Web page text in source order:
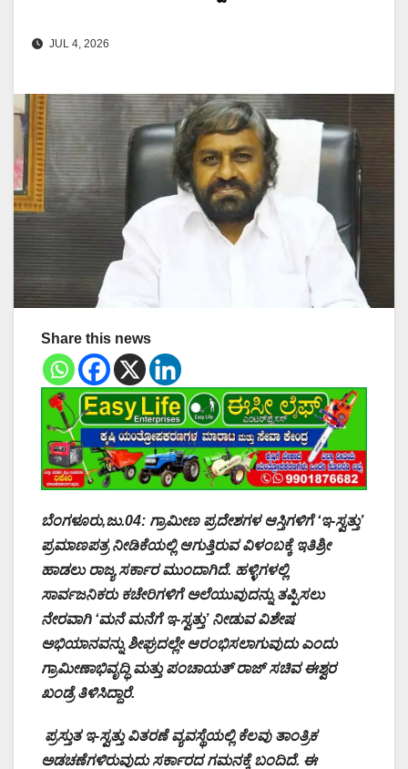
JUL 4, 2026
Share this news
ಬೆಂಗಳೂರು,ಜು.04: ಗ್ರಾಮೀಣ ಪ್ರದೇಶಗಳ ಆಸ್ತಿಗಳಿಗೆ ‘ಇ-ಸ್ವತ್ತು’
ಪ್ರಮಾಣಪತ್ರ ನೀಡಿಕೆಯಲ್ಲಿ ಆಗುತ್ತಿರುವ ವಿಳಂಬಕ್ಕೆ ಇತಿಶ್ರೀ
ಹಾಡಲು ರಾಜ್ಯ ಸರ್ಕಾರ ಮುಂದಾಗಿದೆ. ಹಳ್ಳಿಗಳಲ್ಲಿ
ಸಾರ್ವಜನಿಕರು ಕಚೇರಿಗಳಿಗೆ ಅಲೆಯುವುದನ್ನು ತಪ್ಪಿಸಲು
ನೇರವಾಗಿ ‘ಮನೆ ಮನೆಗೆ ಇ-ಸ್ವತ್ತು’ ನೀಡುವ ವಿಶೇಷ
ಅಭಿಯಾನವನ್ನು ಶೀಘ್ರದಲ್ಲೇ ಆರಂಭಿಸಲಾಗುವುದು ಎಂದು
ಗ್ರಾಮೀಣಾಭಿವೃದ್ಧಿ ಮತ್ತು ಪಂಚಾಯತ್ ರಾಜ್ ಸಚಿವ ಈಶ್ವರ
ಖಂಡ್ರೆ ತಿಳಿಸಿದ್ದಾರೆ.
ಪ್ರಸ್ತುತ ಇ-ಸ್ವತ್ತು ವಿತರಣೆ ವ್ಯವಸ್ಥೆಯಲ್ಲಿ ಕೆಲವು ತಾಂತ್ರಿಕ
ಅಡಚಣೆಗಳಿರುವುದು ಸರ್ಕಾರದ ಗಮನಕ್ಕೆ ಬಂದಿದೆ. ಈ